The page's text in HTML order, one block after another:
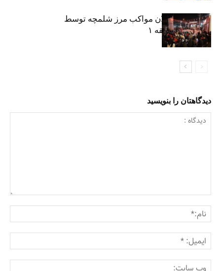
نکوداشت فعالان مواکب مرز شلمچه توسط
شهرداری منطقه ۱
دیدگاهتان را بنویسید